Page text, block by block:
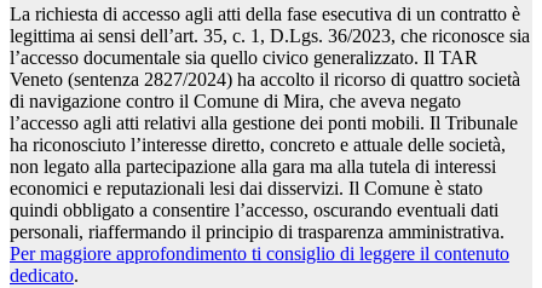
La richiesta di accesso agli atti della fase esecutiva di un contratto è
legittima ai sensi dell’art. 35, c. 1, D.Lgs. 36/2023, che riconosce sia
l’accesso documentale sia quello civico generalizzato. Il TAR
Veneto (sentenza 2827/2024) ha accolto il ricorso di quattro società
di navigazione contro il Comune di Mira, che aveva negato
l’accesso agli atti relativi alla gestione dei ponti mobili. Il Tribunale
ha riconosciuto l’interesse diretto, concreto e attuale delle società,
non legato alla partecipazione alla gara ma alla tutela di interessi
economici e reputazionali lesi dai disservizi. Il Comune è stato
quindi obbligato a consentire l’accesso, oscurando eventuali dati
personali, riaffermando il principio di trasparenza amministrativa.
Per maggiore approfondimento ti consiglio di leggere il contenuto
dedicato.